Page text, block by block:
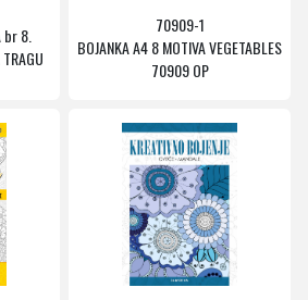
br 8.
70909-1
BOJANKA A4 8 MOTIVA VEGETABLES
70909 OP